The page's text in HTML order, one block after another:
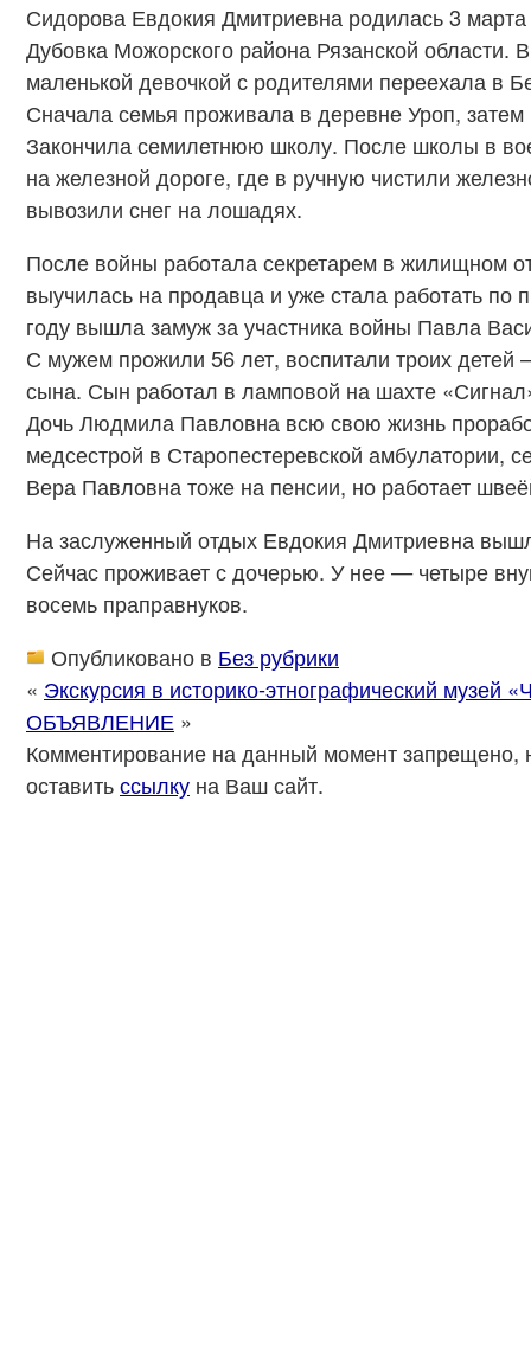
Сидорова Евдокия Дмитриевна родилась 3
Дубовка Можорского района Рязанской области.
маленькой девочкой с родителями переехала в
Сначала семья проживала в деревне Уроп,
Закончила семилетнюю школу. После школы в
на железной дороге, где в ручную чистили
вывозили снег на лошадях.
После войны работала секретарем в жилищном
выучилась на продавца и уже стала работать по
году вышла замуж за участника войны Павла
С мужем прожили 56 лет, воспитали троих детей
сына. Сын работал в ламповой на шахте
Дочь Людмила Павловна всю свою жизнь
медсестрой в Старопестеревской амбулатории,
Вера Павловна тоже на пенсии, но работает
На заслуженный отдых Евдокия Дмитриевна
Сейчас проживает с дочерью. У нее — четыре
восемь праправнуков.
Опубликовано в Без рубрики
« Экскурсия в историко-этнографический музей
ОБЪЯВЛЕНИЕ »
Комментирование на данный момент запрещено,
оставитьссылку на Ваш сайт.